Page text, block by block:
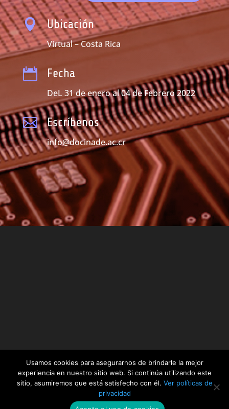
 Ubicación
Virtual – Costa Rica
 Fecha
DeL 31 de enero al 04 de Febrero 2022
 Escríbenos
info@docinade.ac.cr
www.docinade.ac.cr | Powered by Espinoza
Usamos cookies para asegurarnos de brindarle la mejor
experiencia en nuestro sitio web. Si continúa utilizando este
sitio, asumiremos que está satisfecho con él. Ver políticas de
privacidad